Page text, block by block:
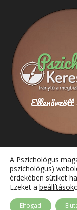
Minden jog
A Pszichológus
pszichológus)
érdekében sütiket
Ezeket a beállítások
Elfogad